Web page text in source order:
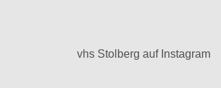
vhs Stolberg auf Instagram